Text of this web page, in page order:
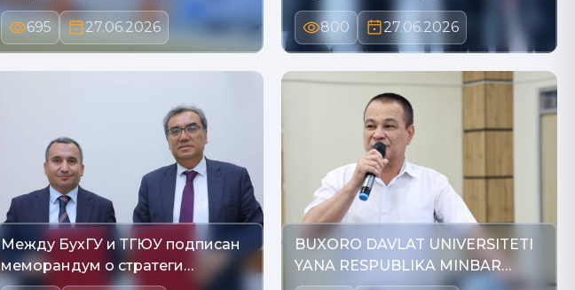
695 27.06.2026
вручен…
800
27.06.2026
Между БухГУ и ТГЮУ подписан
меморандум о стратеги…
BUXORO DAVLAT UNIVERSITETI
YANA RESPUBLIKA MINBAR…